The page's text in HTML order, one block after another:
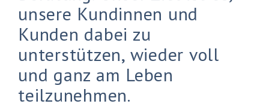
unsere Kundinnen und
Kunden dabei zu
unterstützen, wieder voll
und ganz am Leben
teilzunehmen.